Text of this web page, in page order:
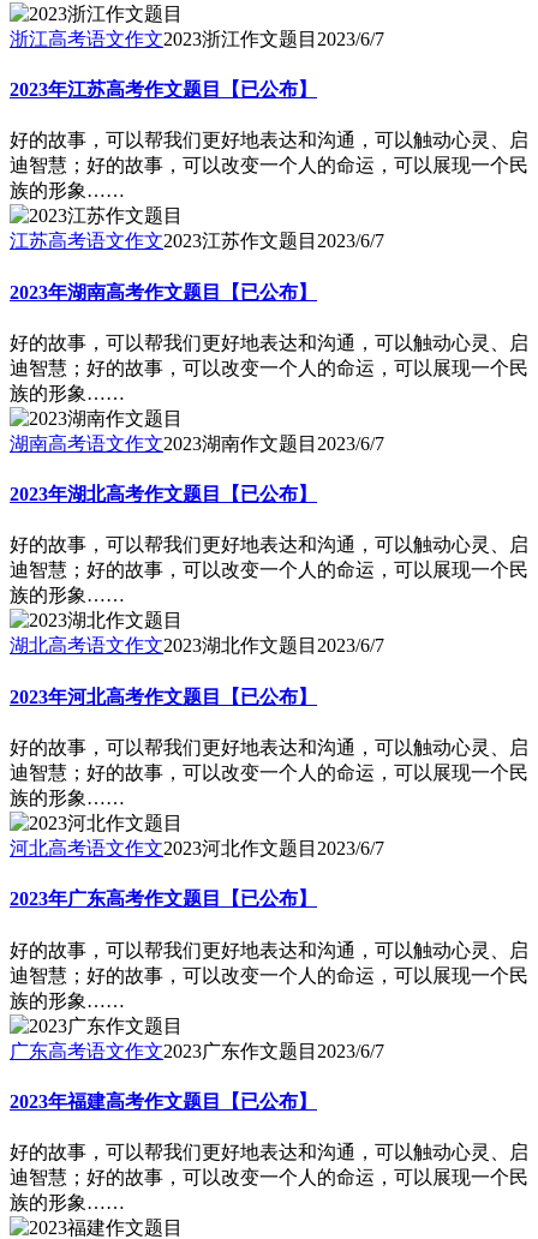
浙江高考语文作文2023浙江作文题目 2023/6/7
2023年江苏高考作文题目【已公布】
好的故事，可以帮我们更好地表达和沟通，可以触动心灵、启
迪智慧；好的故事，可以改变一个人的命运，可以展现一个民
族的形象……
江苏高考语文作文2023江苏作文题目 2023/6/7
2023年湖南高考作文题目【已公布】
好的故事，可以帮我们更好地表达和沟通，可以触动心灵、启
迪智慧；好的故事，可以改变一个人的命运，可以展现一个民
族的形象……
湖南高考语文作文2023湖南作文题目 2023/6/7
2023年湖北高考作文题目【已公布】
好的故事，可以帮我们更好地表达和沟通，可以触动心灵、启
迪智慧；好的故事，可以改变一个人的命运，可以展现一个民
族的形象……
湖北高考语文作文2023湖北作文题目 2023/6/7
2023年河北高考作文题目【已公布】
好的故事，可以帮我们更好地表达和沟通，可以触动心灵、启
迪智慧；好的故事，可以改变一个人的命运，可以展现一个民
族的形象……
河北高考语文作文2023河北作文题目 2023/6/7
2023年广东高考作文题目【已公布】
好的故事，可以帮我们更好地表达和沟通，可以触动心灵、启
迪智慧；好的故事，可以改变一个人的命运，可以展现一个民
族的形象……
广东高考语文作文2023广东作文题目 2023/6/7
2023年福建高考作文题目【已公布】
好的故事，可以帮我们更好地表达和沟通，可以触动心灵、启
迪智慧；好的故事，可以改变一个人的命运，可以展现一个民
族的形象……